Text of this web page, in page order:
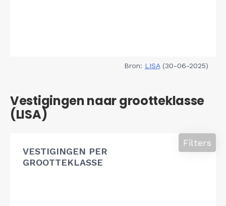
Bron: LISA(30-06-2025)
Vestigingen naar grootteklasse
(LISA)
VESTIGINGEN PER
GROOTTEKLASSE
Filters